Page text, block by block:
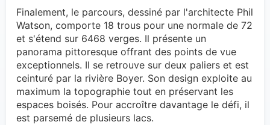
Finalement, le parcours, dessiné par l'architecte Phil
Watson, comporte 18 trous pour une normale de 72
et s'étend sur 6468 verges. Il présente un
panorama pittoresque offrant des points de vue
exceptionnels. Il se retrouve sur deux paliers et est
ceinturé par la rivière Boyer. Son design exploite au
maximum la topographie tout en préservant les
espaces boisés. Pour accroître davantage le défi, il
est parsemé de plusieurs lacs.